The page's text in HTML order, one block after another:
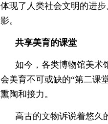
体现了人类社会文明的进
影。
共享美育的课堂
如今，各类博物馆美术
会美育不可或缺的“第二课
熏陶和接力。
高古的文物诉说着悠久